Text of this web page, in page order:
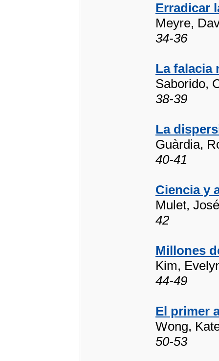
Erradicar
Meyre,
34-36
La falacia
Saborido,
38-39
La
Guàrdia,
40-41
Ciencia y
Mulet,
42
Millones
Kim,
44-49
El primer
Wong,
50-53